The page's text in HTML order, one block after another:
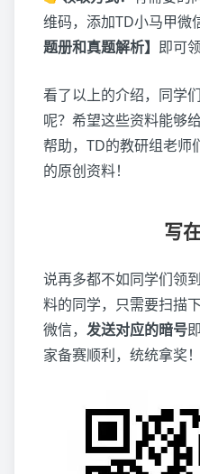
维码，添加TD小马甲微
题册和真题解析】 即可领
看了以上的介绍，同学
呢？希望这些资料能够
帮助，TD的教研组老师
的原创资料！
写
说再多都不如同学们领
料的同学，只需要扫描
微信， 发送对应的暗号
家备赛顺利，统统拿奖！